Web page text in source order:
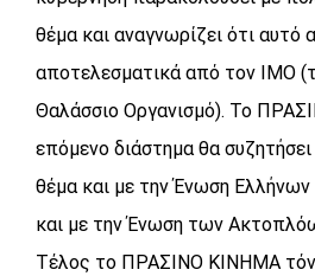
θέμα και αναγνωρίζει ότι αυτό
αποτελεσματικά από τον IMO
Θαλάσσιο Οργανισμό). Το
επόμενο διάστημα θα συζητήσει
θέμα και με την Ένωση
και με την Ένωση των
Τέλος το ΠΡΑΣΙΝΟ ΚΙΝΗΜΑ